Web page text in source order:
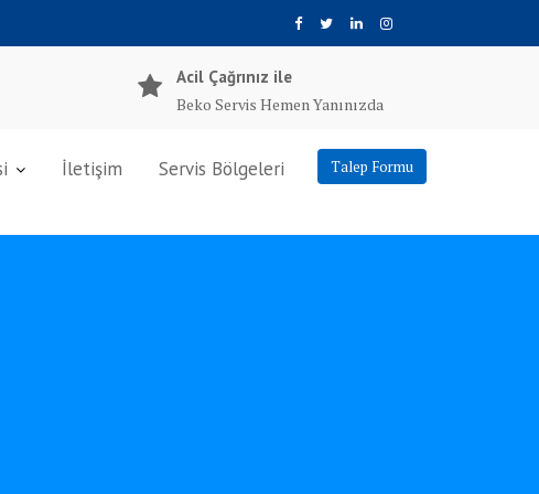
Acil Çağrınız ile
Beko Servis Hemen Yanınızda
Talep Formu
İletişim Servis Bölgeleri